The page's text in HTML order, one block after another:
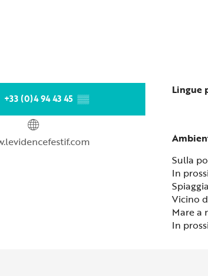
+33 (0)4 94 43 45 ▒▒
Lingue
Lingue
Sulla
In
Vicino
Mare a
In